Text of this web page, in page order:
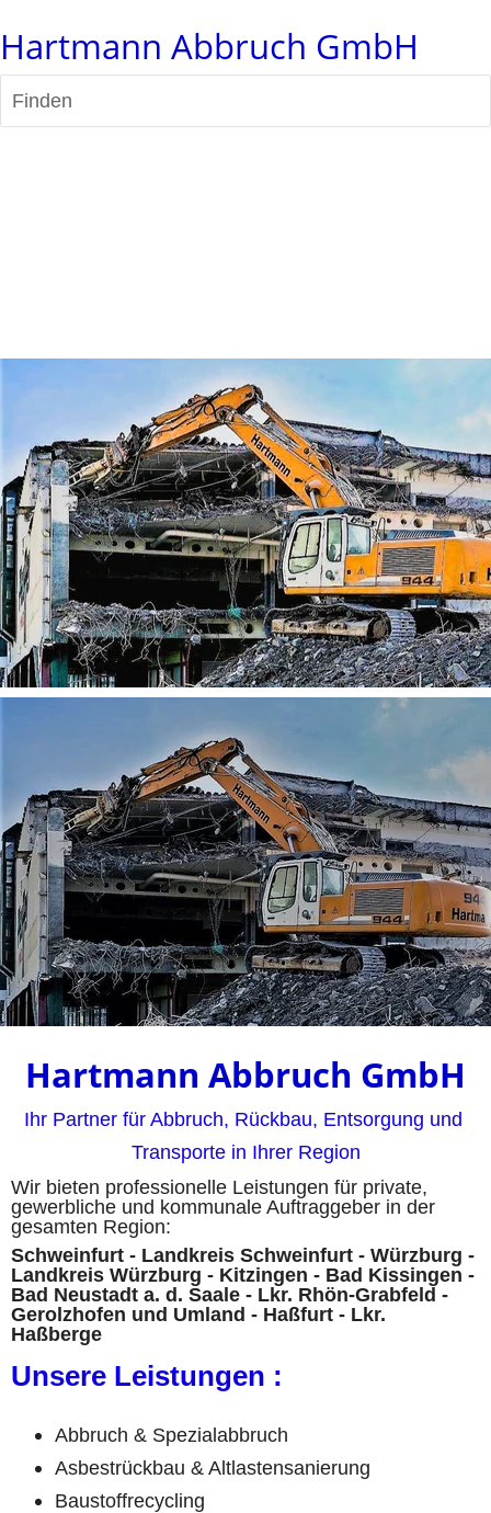
Hartmann Abbruch GmbH
Finden
Hartmann Abbruch GmbH
Ihr Partner für Abbruch, Rückbau, Entsorgung und
Transporte in Ihrer Region
Wir bieten professionelle Leistungen für private,
gewerbliche und kommunale Auftraggeber in der
gesamten Region:
Schweinfurt - Landkreis Schweinfurt - Würzburg -
Landkreis Würzburg - Kitzingen - Bad Kissingen -
Bad Neustadt a. d. Saale - Lkr. Rhön-Grabfeld -
Gerolzhofen und Umland - Haßfurt - Lkr.
Haßberge
Unsere Leistungen :
Abbruch & Spezialabbruch
Asbestrückbau & Altlastensanierung
Baustoffrecycling